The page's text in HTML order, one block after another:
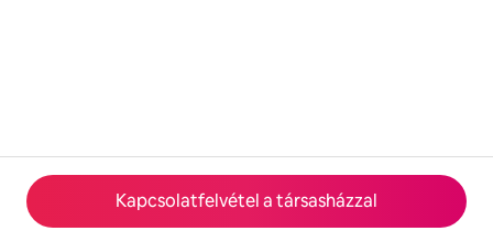
Kapcsolatfelvétel a társasházzal